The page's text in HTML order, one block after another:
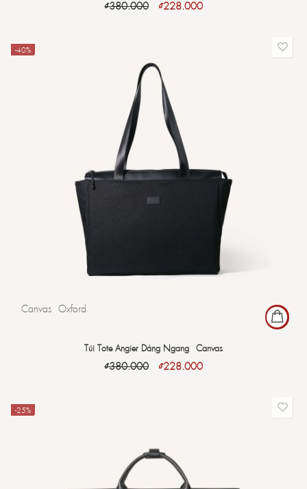
₫380.000 ₫228.000
-40%
Canvas Oxford
Túi Tote Angier Dáng Ngang - Canvas
₫380.000 ₫228.000
-25%